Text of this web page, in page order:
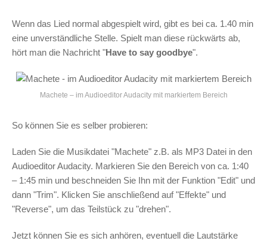
Wenn das Lied normal abgespielt wird, gibt es bei ca. 1.40 min
eine unverständliche Stelle. Spielt man diese rückwärts ab,
hört man die Nachricht "Have to say goodbye".
Machete – im Audioeditor Audacity mit markiertem Bereich
So können Sie es selber probieren:
Laden Sie die Musikdatei "Machete" z.B. als MP3 Datei in den
Audioeditor Audacity. Markieren Sie den Bereich von ca. 1:40
– 1:45 min und beschneiden Sie Ihn mit der Funktion "Edit" und
dann "Trim". Klicken Sie anschließend auf "Effekte" und
"Reverse", um das Teilstück zu "drehen".
Jetzt können Sie es sich anhören, eventuell die Lautstärke